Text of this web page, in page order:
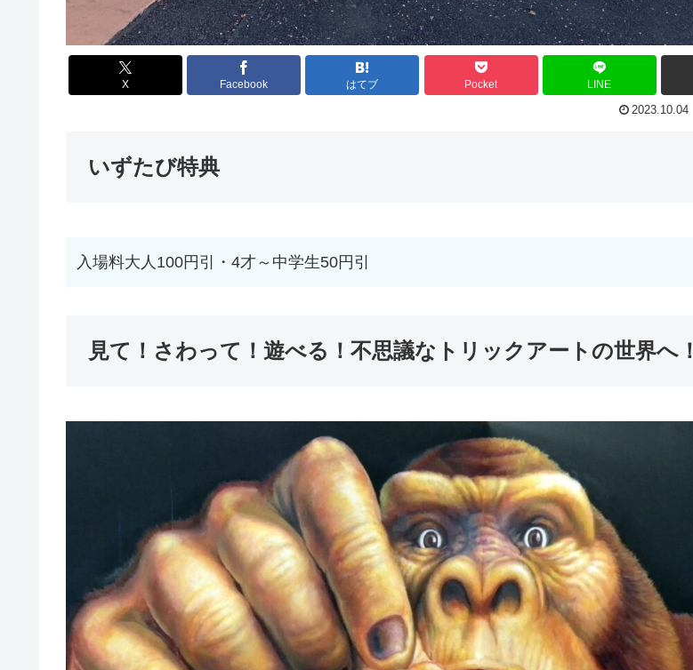
X Facebook はてブ Pocket LINE
2023.10.04
いずたび特典
入場料大人100円引・4才～中学生50円引
見て！さわって！遊べる！不思議なトリックアートの世界へ！